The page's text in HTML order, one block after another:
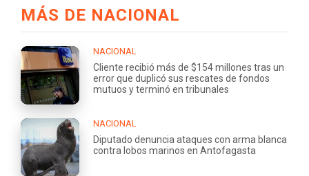
MÁS DE NACIONAL
NACIONAL
Cliente recibió más de $154 millones tras un
error que duplicó sus rescates de fondos
mutuos y terminó en tribunales
NACIONAL
Diputado denuncia ataques con arma blanca
contra lobos marinos en Antofagasta